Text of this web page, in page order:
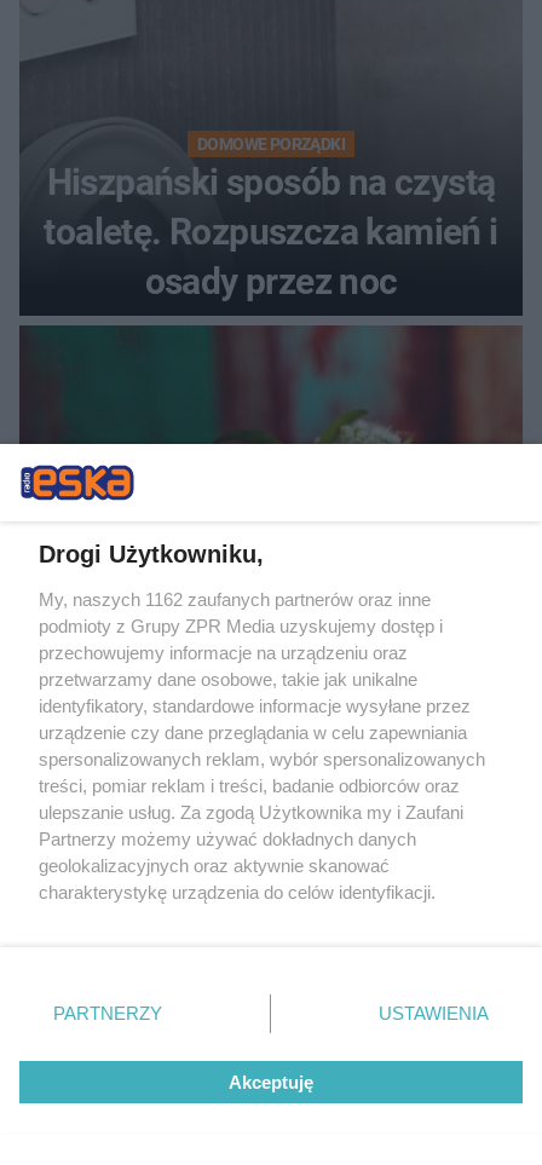
DOMOWE PORZĄDKI
Hiszpański sposób na czystą
toaletę. Rozpuszcza kamień i
osady przez noc
RZADKIE IMIONA
To imię brzmi jak nazwa
europejskiego kraju. W
Polsce nosi je zaledwie 3
kobiety
Zwilż kartkę i połóż na
Drogi Użytkowniku,
My, naszych 1162 zaufanych partnerów oraz inne
podmioty z Grupy ZPR Media uzyskujemy dostęp i
przechowujemy informacje na urządzeniu oraz
przetwarzamy dane osobowe, takie jak unikalne
identyfikatory, standardowe informacje wysyłane przez
urządzenie czy dane przeglądania w celu zapewniania
spersonalizowanych reklam, wybór spersonalizowanych
treści, pomiar reklam i treści, badanie odbiorców oraz
ulepszanie usług. Za zgodą Użytkownika my i Zaufani
Partnerzy możemy używać dokładnych danych
geolokalizacyjnych oraz aktywnie skanować
charakterystykę urządzenia do celów identyfikacji.
zmienić/wycofać klikając przycisk ustawień prywatności
znajdujący się w lewym dolnym rogu strony
rodzaje przetwarzania danych nie wymagają zgody
użytkownika, ale masz prawo sprzeciwić się takiemu
przetwarzaniu. Preferencje będą miały zastosowanie tylko
PARTNERZY USTAWIENIA
Akceptuję